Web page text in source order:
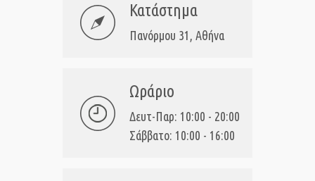
Κατάστημα
Πανόρμου 31, Αθήνα
Ωράριο
Δευτ-Παρ: 10:00 - 20:00
Σάββατο: 10:00 - 16:00